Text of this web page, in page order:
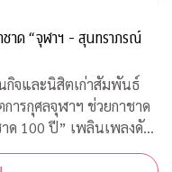
าภรณ์
จและนิสิตเก่าสัมพันธ์
พลินเพลงดัง
เคยกว่า 40 บทเพลง